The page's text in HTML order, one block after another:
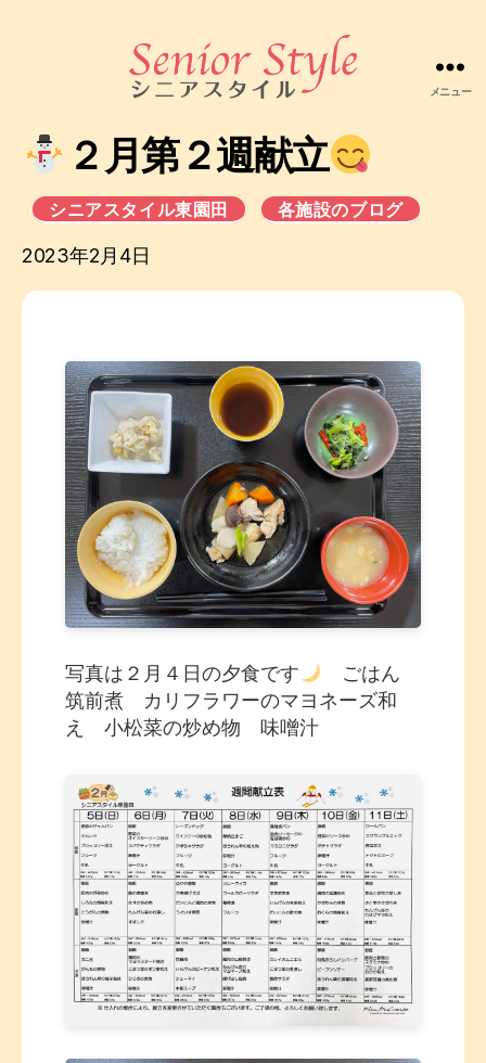
式
会
社
シ
メニュー
２月第２週献立
シニアスタイル東園田 各施設のブログ
2023年2月4日
写真は２月４日の夕食です
ごはん
筑前煮 カリフラワーのマヨネーズ和
え 小松菜の炒め物 味噌汁